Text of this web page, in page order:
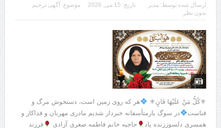
ارسال شده توسط: مدیر تاریخ: 15 می, 2026 موضوع: آگهی ترحیم
بدون نظر
⚜كُلُّ مَنْ عَلَيْهَا فَانٍ⚜
هر که روی زمین است، دستخوش مرگ و
فناست
در سوگ یارمتأسفانه خبردار شدیم مادری مهربان و فداکار و
همسری دلسوززنده یاد
حاجیه خانم فاطمه صغری آزادی
فرزند